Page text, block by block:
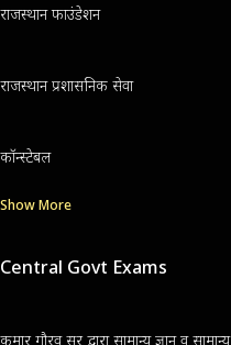
राजस्थान फाउंडेशन
राजस्थान प्रशासनिक सेवा
कॉन्स्टेबल
Show More
Central Govt Exams
कुमार गौरव सर द्वारा सामान्य ज्ञान व सामान्य